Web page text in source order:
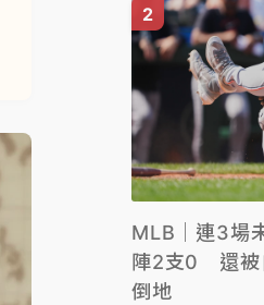
MLB｜連3場
陣2支0 還被
倒地